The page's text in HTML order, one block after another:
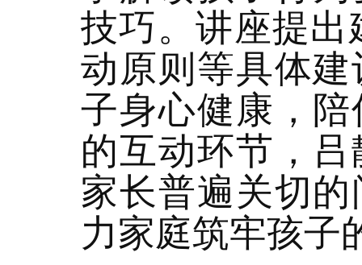
技巧。讲座提出
动原则等具体
子身心健康，
的互动环节，
家长普遍关切
力家庭筑牢孩子